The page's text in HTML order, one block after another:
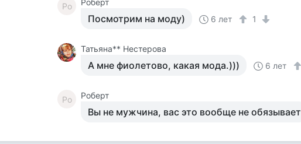
Ро Роберт
Посмотрим на моду) 6 лет 1
Татьяна** Нестерова
А мне фиолетово, какая мода.))) 6 лет
Ро Роберт
Вы не мужчина, вас это вообще не обязывает